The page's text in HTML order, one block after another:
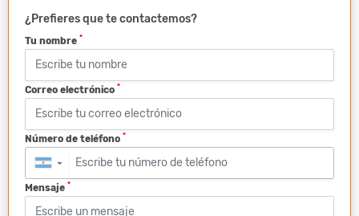
¿Prefieres que te contactemos?
Tu nombre *
Correo electrónico *
Número de teléfono *
▼
Mensaje *